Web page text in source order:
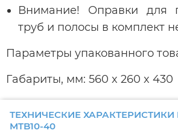
Внимание! Оправки для
труб и полосы в комплект
Параметры упакованного
Габариты, мм: 560 x 260 x 430
ТЕХНИЧЕСКИЕ ХАРАКТЕРИСТИКИ
MTB10-40